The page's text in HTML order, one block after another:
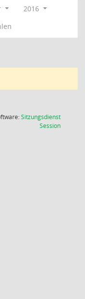
2016
Sitzungsdienst
Session(Wird in